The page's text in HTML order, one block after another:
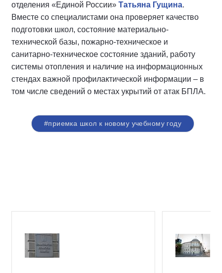
отделения «Единой России» Татьяна Гущина.
Вместе со специалистами она проверяет качество
подготовки школ, состояние материально-
технической базы, пожарно-техническое и
санитарно-техническое состояние зданий, работу
системы отопления и наличие на информационных
стендах важной профилактической информации – в
том числе сведений о местах укрытий от атак БПЛА.
#приемка школ к новому учебному году